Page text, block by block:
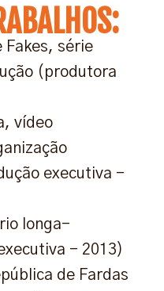
Fakes, série
(produtora
vídeo
executiva –
longa-
– 2013)
de Fardas